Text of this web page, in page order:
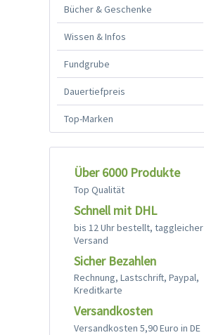
Bücher & Geschenke
Wissen & Infos
Fundgrube
Dauertiefpreis
Top-Marken
Über 6000 Produkte
Top Qualität
Schnell mit DHL
bis 12 Uhr bestellt, taggleicher
Versand
Sicher Bezahlen
Rechnung, Lastschrift, Paypal,
Kreditkarte
Versandkosten
Versandkosten 5,90 Euro in DE